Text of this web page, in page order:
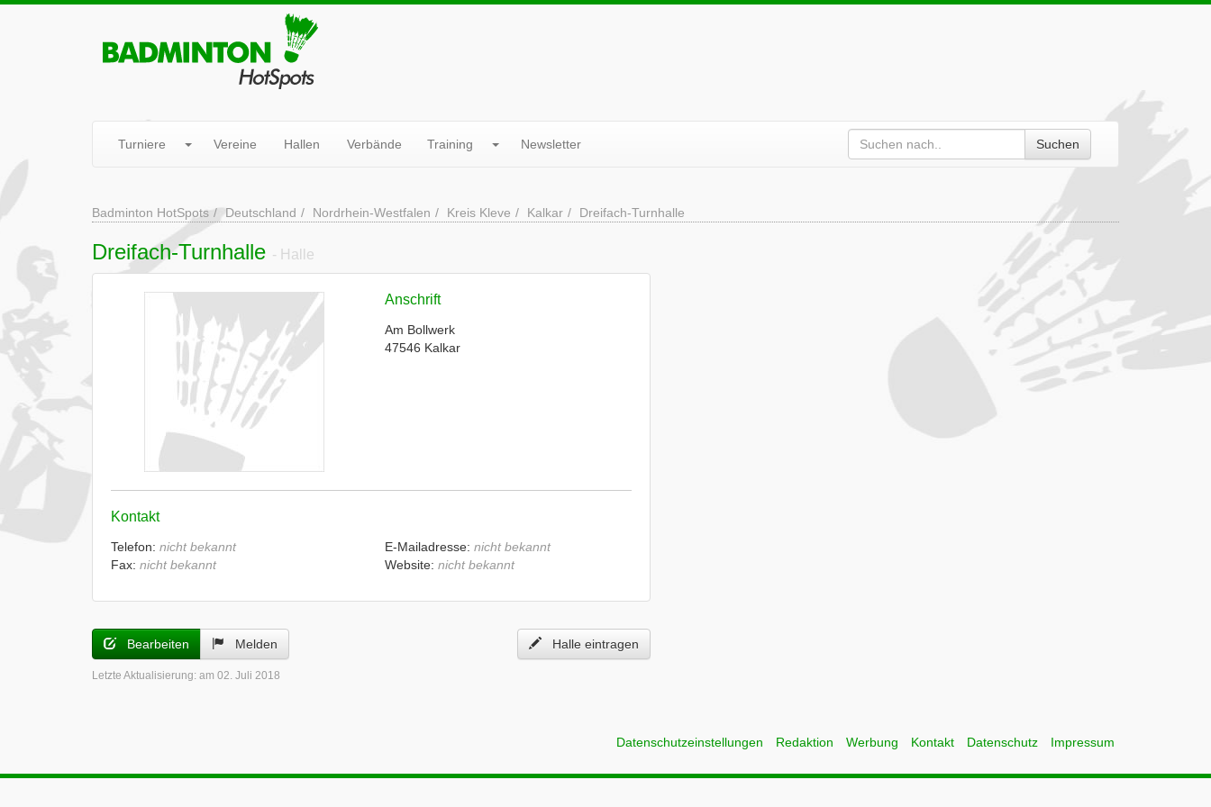
Turniere Vereine Hallen Verbände Training Newsletter Suchen
Badminton HotSpots Deutschland Nordrhein-Westfalen Kreis Kleve Kalkar Dreifach-Turnhalle
Dreifach-Turnhalle - Halle
Anschrift
Am Bollwerk
47546 Kalkar
Kontakt
Telefon: nicht bekannt
Fax: nicht bekannt
E-Mailadresse: nicht bekannt
Website: nicht bekannt
Bearbeiten Melden Halle eintragen
Letzte Aktualisierung: am 02. Juli 2018
Datenschutzeinstellungen Redaktion Werbung Kontakt Datenschutz Impressum